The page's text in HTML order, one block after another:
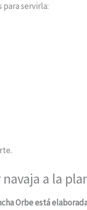
para servirla:
a la
Orbe está